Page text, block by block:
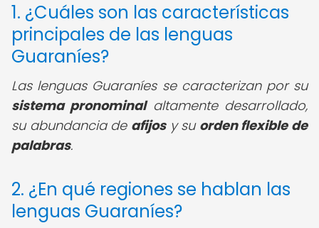
1. ¿Cuáles son las características
principales de las lenguas
Guaraníes?
Las lenguas Guaraníes se caracterizan por su
sistema pronominalaltamente desarrollado,
su abundancia de afijosy su orden flexible de
palabras.
2. ¿En qué regiones se hablan las
lenguas Guaraníes?